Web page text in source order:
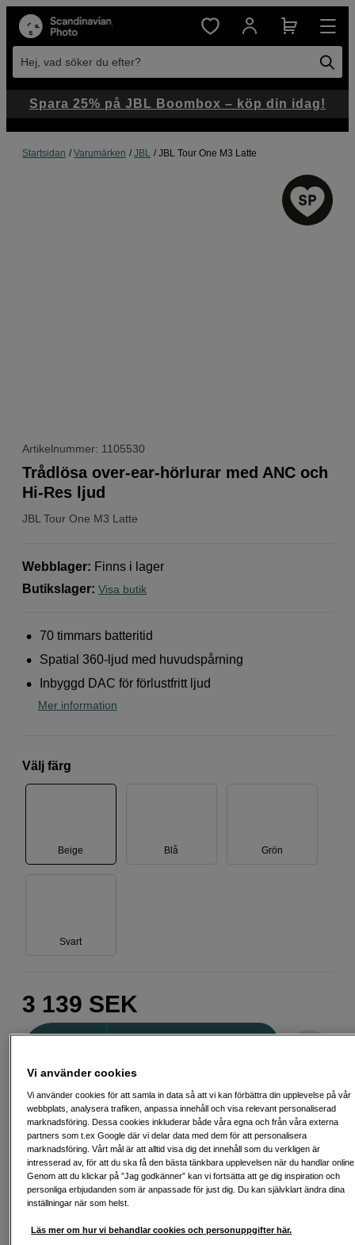
Hej, vad söker du efter?
Startsidan Varumärken JBL JBL Tour One M3 Latte
Artikelnummer: 1105530
JBL Tour One M3 Latte
Trådlösa over-ear-hörlurar med ANC och
Hi-Res ljud
Webblager: Finns i lager
Butikslager: Visa butik
70 timmars batteritid
Spatial 360-ljud med huvudspårning
Inbyggd DAC för förlustfritt ljud
Mer information
Välj färg
Beige Blå Grön
Svart
3 139 SEK
Antal
Delbetala från 125 SEK/mån via
Exempel: 48 mån, 125 SEK/mån, totalt 6 579 SEK, effektiv ränta 10,45 %
Startavgift 579 SEK, aviavgift 45 SEK/mån tillkommer
Att låna kostar pengar!
Om du inte kan betala tillbaka skulden i tid
riskerar du en betalningsanmärkning. Det kan leda till svårigheter att få hyra
bostad, teckna abonnemang och få nya lån. För stöd, vänd dig till budget-
och skuldrådgivningen i din kommun. Kontaktuppgifter finns på
Spara 25% på JBL Boombox – köp din idag!
Vi använder cookies
Vi använder cookies för att samla in data så att vi kan förbättra din upplevelse på vår
webbplats, analysera trafiken, anpassa innehåll och visa relevant personaliserad
marknadsföring. Dessa cookies inkluderar både våra egna och från våra externa
partners som t.ex Google där vi delar data med dem för att personalisera
marknadsföring. Vårt mål är att alltid visa dig det innehåll som du verkligen är
intresserad av, för att du ska få den bästa tänkbara upplevelsen när du handlar
Genom att du klickar på ”Jag godkänner” kan vi fortsätta att ge dig inspiration och
personliga erbjudanden som är anpassade för just dig. Du kan självklart ändra dina
inställningar när som helst.
Läs mer om hur vi behandlar cookies och personuppgifter här.